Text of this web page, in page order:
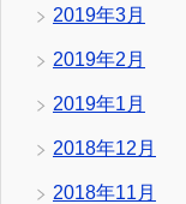
2019年3月
2019年2月
2019年1月
2018年12月
2018年11月